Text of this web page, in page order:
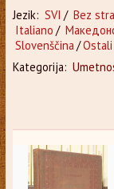
Jezik: SVI / Bez
Italiano /
Slovenščina /Ostali
Kategorija: